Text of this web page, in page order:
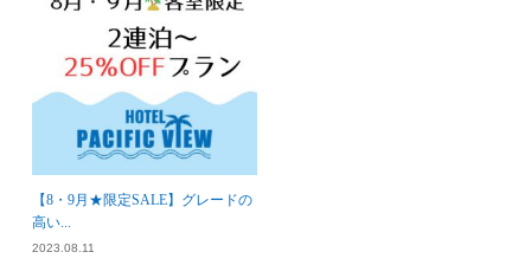
【8・9月★限定SALE】グレードの
高い...
2023.08.11